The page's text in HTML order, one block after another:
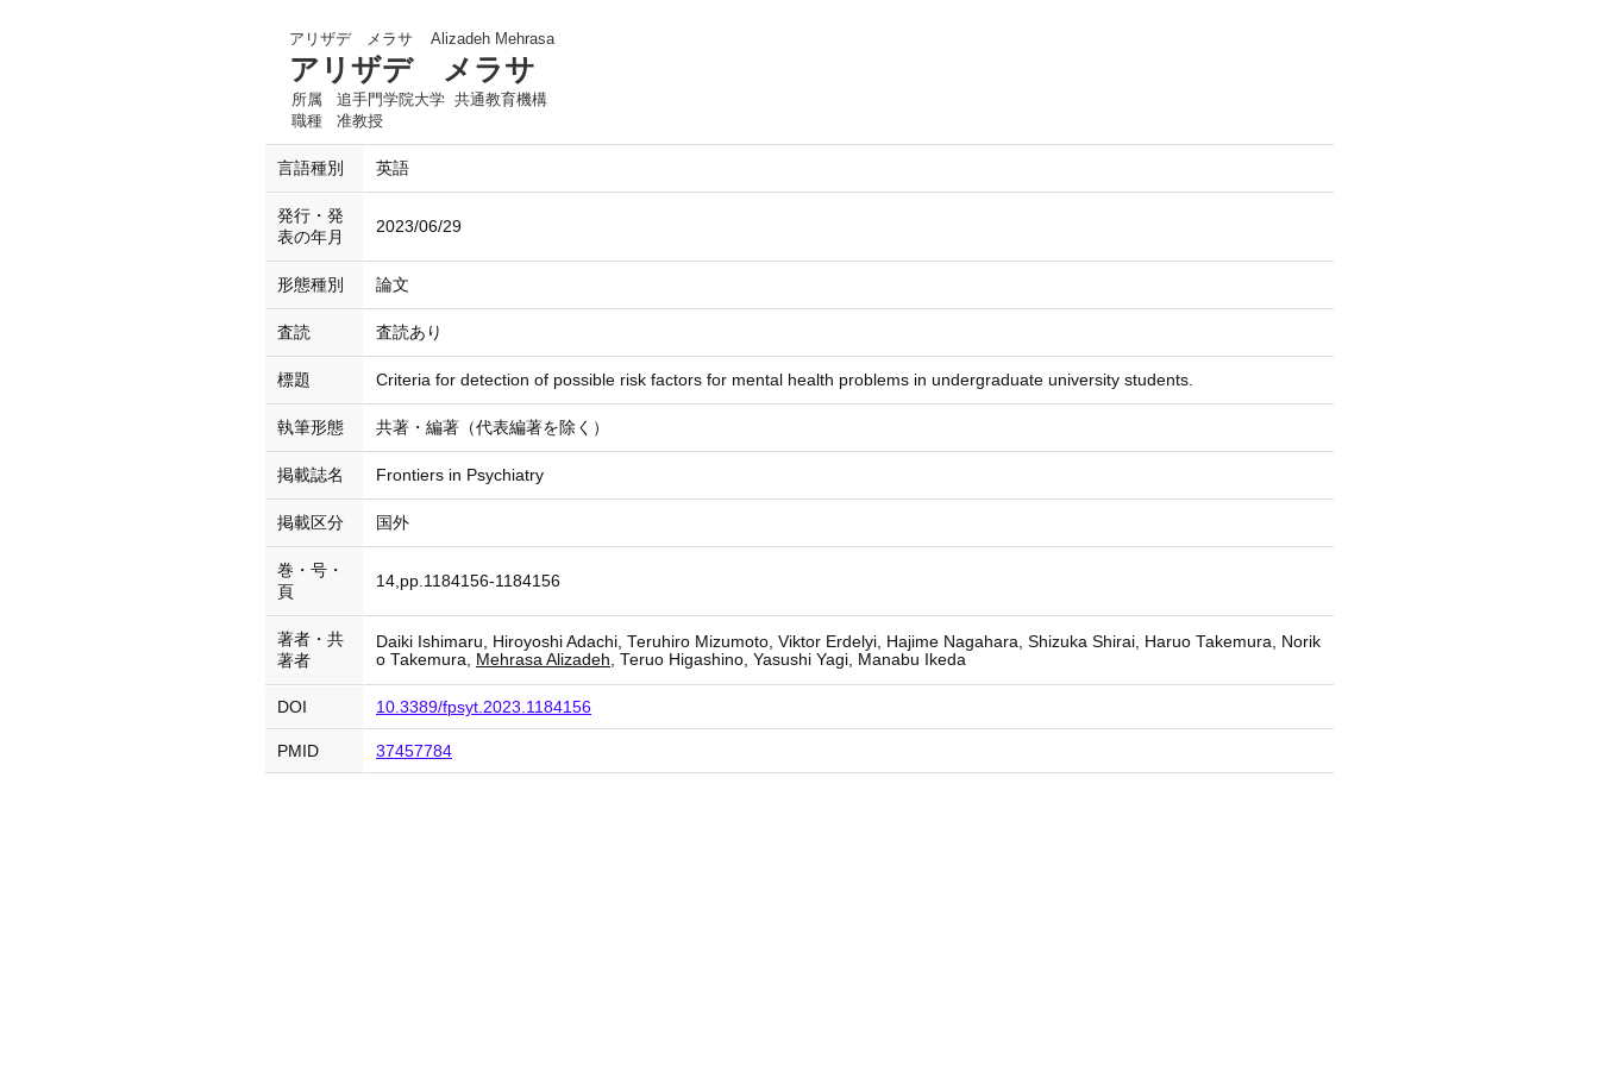
アリザデ メラサ Alizadeh Mehrasa
アリザデ メラサ
所属
追手門学院大学 共通教育機構
職種
准教授
言語種別 英語
発行・発
表の年月
2023/06/29
形態種別 論文
査読 査読あり
標題 Criteria for detection of possible risk factors for mental health problems in undergraduate university students.
執筆形態 共著・編著（代表編著を除く）
掲載誌名 Frontiers in Psychiatry
掲載区分 国外
巻・号・
頁
14,pp.1184156-1184156
著者・共
著者
Daiki Ishimaru, Hiroyoshi Adachi, Teruhiro Mizumoto, Viktor Erdelyi, Hajime Nagahara, Shizuka Shirai, Haruo Takemura, Norik
o Takemura, Mehrasa Alizadeh, Teruo Higashino, Yasushi Yagi, Manabu Ikeda
DOI 10.3389/fpsyt.2023.1184156
PMID 37457784